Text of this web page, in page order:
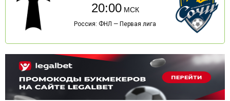
20:00
Россия: ФНЛ — Первая лига